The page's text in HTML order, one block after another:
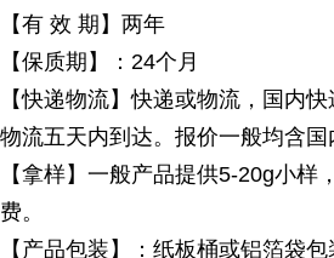
【有 效 期】两年
【保质期】： 24个月
【快递物流】快递或物流，国内
物流五天内到达。报价一般均含国
【拿样】一般产品提供5-20g小样
费。
【产品包装】：纸板桶或铝箔袋